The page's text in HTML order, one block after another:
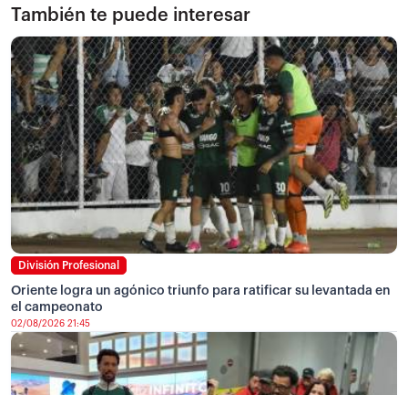
También te puede interesar
División Profesional
Oriente logra un agónico triunfo para ratificar su levantada en
el campeonato
02/08/2026 21:45